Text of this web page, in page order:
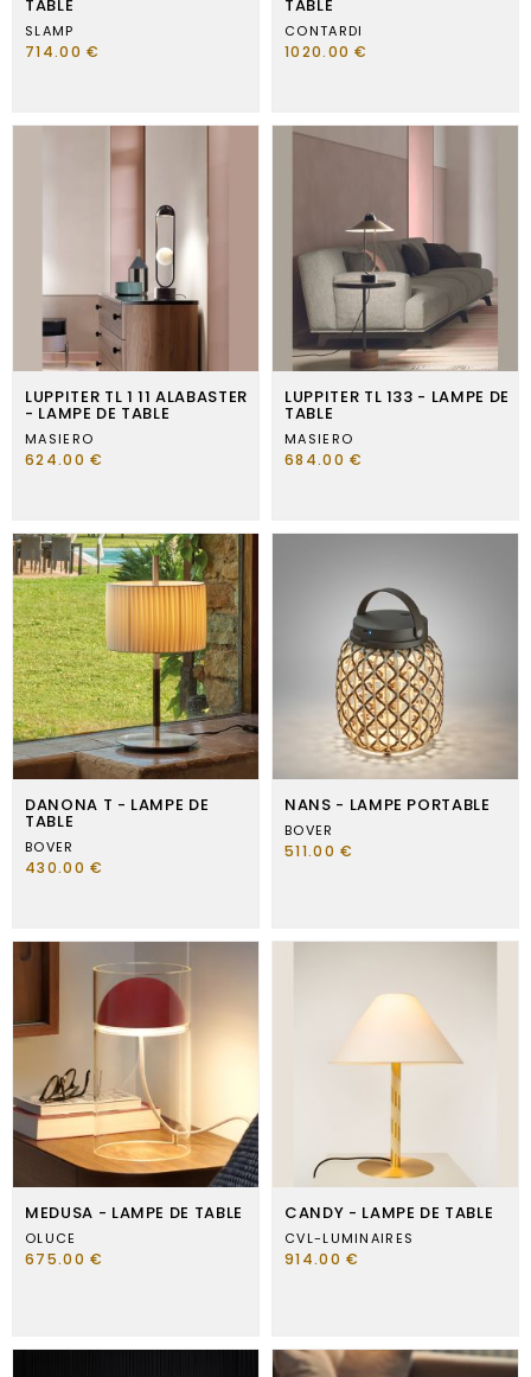
TABLE
SLAMP
714.00 €
TABLE
CONTARDI
1020.00 €
LUPPITER TL 1 11 ALABASTER
- LAMPE DE TABLE
MASIERO
624.00 €
LUPPITER TL 133 - LAMPE DE
TABLE
MASIERO
684.00 €
DANONA T - LAMPE DE
TABLE
BOVER
430.00 €
NANS - LAMPE PORTABLE
BOVER
511.00 €
MEDUSA - LAMPE DE TABLE
OLUCE
675.00 €
CANDY - LAMPE DE TABLE
CVL-LUMINAIRES
914.00 €